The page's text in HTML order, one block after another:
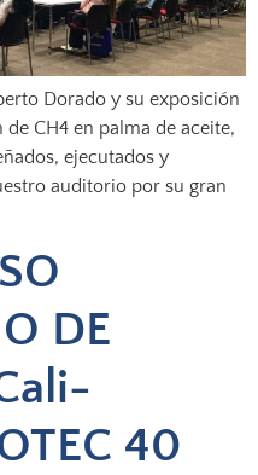
Dorado y su exposición
CH4 en palma de aceite,
ejecutados y
auditorio por su gran
DE
40